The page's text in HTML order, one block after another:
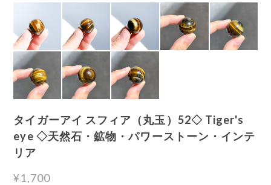
タイガーアイ スフィア（丸玉）52◇ Tiger's
eye ◇天然石・鉱物・パワーストーン・インテ
リア
¥1,700